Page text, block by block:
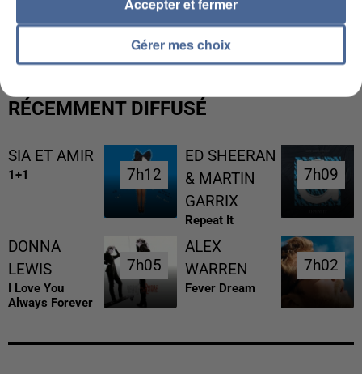
UN SECOND CADRE DE LA DZ MAFIA
INTERPELLÉ EN ALGÉRIE
RÉCEMMENT DIFFUSÉ
SIA ET AMIR
1+1 7h12
7h12
ED SHEERAN
& MARTIN
GARRIX
Repeat It
7h09
7h09
DONNA
LEWIS
I Love You
Always Forever
7h05
7h05
ALEX
WARREN
Fever Dream
7h02
7h02
Gérer mes choix